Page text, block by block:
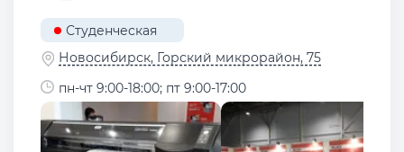
Студенческая
Новосибирск, Горский микрорайон, 75
пн-чт 9:00-18:00; пт 9:00-17:00